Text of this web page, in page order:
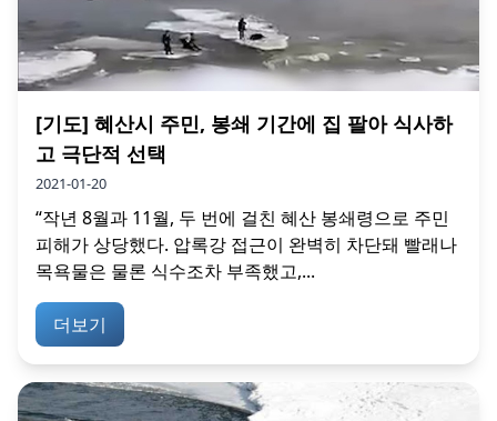
[기도] 혜산시 주민, 봉쇄 기간에 집 팔아 식사하
고 극단적 선택
2021-01-20
“작년 8월과 11월, 두 번에 걸친 혜산 봉쇄령으로 주민
피해가 상당했다. 압록강 접근이 완벽히 차단돼 빨래나
목욕물은 물론 식수조차 부족했고,...
더보기